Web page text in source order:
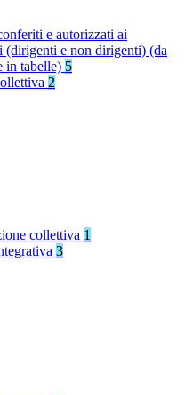
e autorizzati ai
(dirigenti e non dirigenti) (da
in tabelle) 5
2
collettiva 1
3